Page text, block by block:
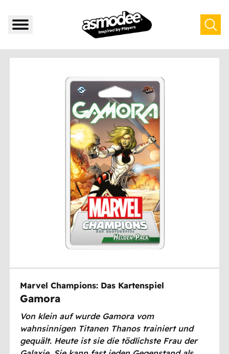
Marvel Champions: Das Kartenspiel
Gamora
Von klein auf wurde Gamora vom
wahnsinnigen Titanen Thanos trainiert und
gequält. Heute ist sie die tödlichste Frau der